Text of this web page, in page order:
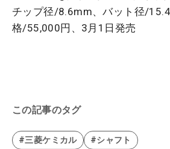
チップ径/8.6mm、バット径/
格/55,000円、3月1日発売
この記事のタグ
#三菱ケミカル #シャフト